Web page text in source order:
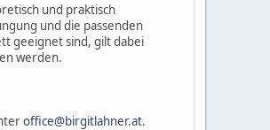
und praktisch
und die passenden
geeignet sind, gilt dabei
werden.
office@birgitlahner.at.